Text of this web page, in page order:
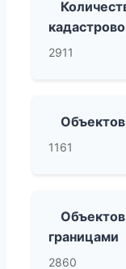
2911
Объектов
1161
Объектов
границами
2860